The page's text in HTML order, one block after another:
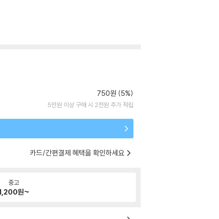
750원 (5%)
5만원 이상 구매 시 2천원 추가 적립
카드/간편결제 혜택을 확인하세요
중고
원~